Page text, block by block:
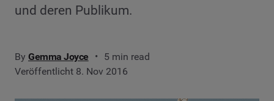
und deren Publikum.
By Gemma Joyce
5 min read
Veröffentlicht 8. Nov 2016